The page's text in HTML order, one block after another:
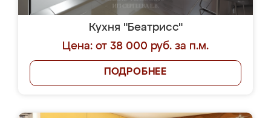
Кухня "Беатрисс"
Цена: от 38 000 руб. за п.м.
ПОДРОБНЕЕ